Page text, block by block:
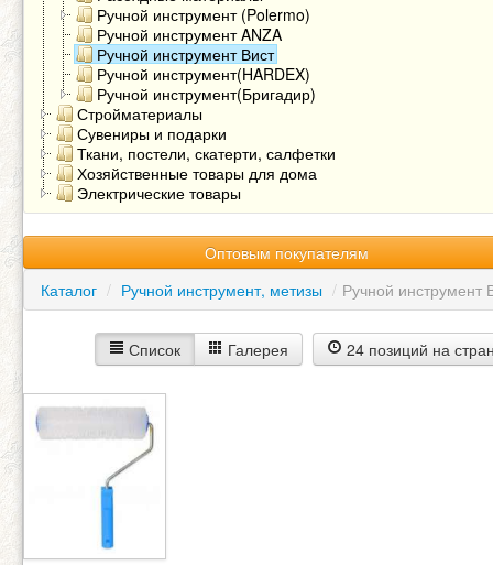
Ручной инструмент (Polermo)
Ручной инструмент ANZA
Ручной инструмент Вист
Ручной инструмент(HARDEX)
Ручной инструмент(Бригадир)
Стройматериалы
Сувениры и подарки
Ткани, постели, скатерти, салфетки
Хозяйственные товары для дома
Электрические товары
Оптовым покупателям
Каталог / Ручной инструмент, метизы / Ручной инструмент
Список Галерея 24 позиций на